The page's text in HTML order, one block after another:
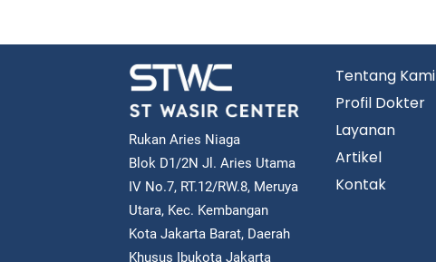
Rukan Aries Niaga
Blok D1/2N Jl. Aries Utama
IV No.7, RT.12/RW.8, Meruya
Utara, Kec. Kembangan
Kota Jakarta Barat, Daerah
Khusus Ibukota Jakarta
Tentang Kami
Profil Dokter
Layanan
Artikel
Kontak